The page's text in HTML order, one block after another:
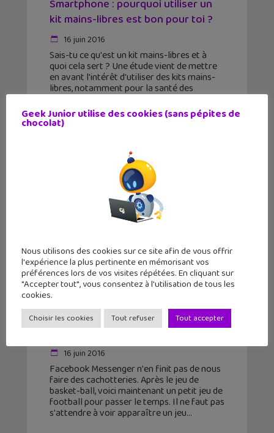
Smartphone : pourquoi utiliser un
kit mains-libres est bon pour toi ?
16 juin 2016
Sais-tu ce qu'est un kit mains-libres et à
quoi cela sert ? Une étude vient de mettre
en avant l'intérêt d'utiliser des kits mains-
libres, notamment pour la santé des
enfants et des ados. Une intéressante
étude
Un jeu de football se cache dans
Facebook Messenger
16 juin 2016
Facebook Messenger n'en finit pas de nous
faire des cachotteries. Après le jeu de
basket-ball, voici maintenant un petit jeu de
football pour passer le temps. Il ne faut pas
s'attendre à voir apparaître un jeu
Geek Junior utilise des cookies (sans pépites de
chocolat)
Nous utilisons des cookies sur ce site afin de vous offrir
l'expérience la plus pertinente en mémorisant vos
préférences lors de vos visites répétées. En cliquant sur
"Accepter tout", vous consentez à l'utilisation de tous les
cookies.
Choisir les cookies Tout refuser Tout accepter